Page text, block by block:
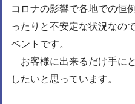
コロナの影響で各地での恒
ったりと不安定な状況なの
ベントです。
お客様に出来るだけ手に
したいと思っています。